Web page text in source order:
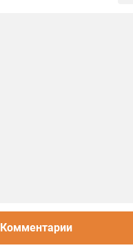
Комментарии